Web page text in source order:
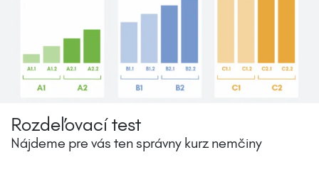
Rozdeľovací test
Nájdeme pre vás ten správny kurz nemčiny